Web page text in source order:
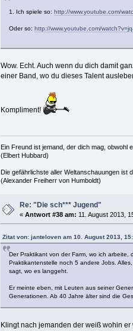
1. Ich spiele so: http://www.youtube.com/
Oder so: http://www.youtube.com/
Wow. Echt. Auch wenn du dich damit
einer Band, wo du dieses Talent
Kompliment!
Ein Freund ist jemand, der dich mag, obwohl
(Elbert Hubbard)
Die gefährlichste aller Weltanschauungen ist
(Alexander Freiherr von Humboldt)
Re: "Die sch*** Jugend"
«Antwort #38 am: 11. August 2013,
Zitat von: janteloven am 10. August 2013,
Der Praktikant von der Farm, wo ich
Praktikantenstelle noch 5 andere Jobs.
sagt, wo es langgeht.
Er meinte eben, mit Leuten aus seiner
Generationen. Ab 40 Jahre älter sind die
Klingt nach jemanden der weiß wohin